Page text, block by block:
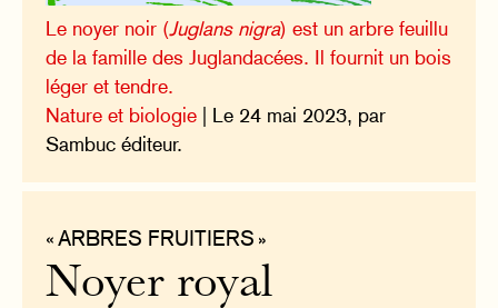
Le noyer noir (Juglans nigra) est un arbre feuillu
de la famille des Juglandacées. Il fournit un bois
léger et tendre.
Nature et biologie | Le 24 mai 2023, par
Sambuc éditeur.
« ARBRES FRUITIERS »
Noyer royal